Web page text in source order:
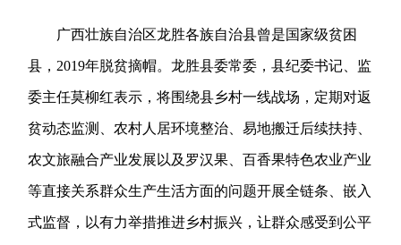
广西壮族自治区龙胜各族自治县曾是国家级贫困
县，2019年脱贫摘帽。龙胜县委常委，县纪委书记、监
委主任莫柳红表示，将围绕县乡村一线战场，定期对返
贫动态监测、农村人居环境整治、易地搬迁后续扶持、
农文旅融合产业发展以及罗汉果、百香果特色农业产业
等直接关系群众生产生活方面的问题开展全链条、嵌入
式监督，以有力举措推进乡村振兴，让群众感受到公平